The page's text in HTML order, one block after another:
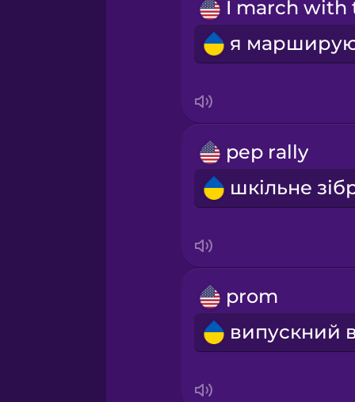
Māori
Norwegian
Polish
Romanian
Samoan
pep rally
prom